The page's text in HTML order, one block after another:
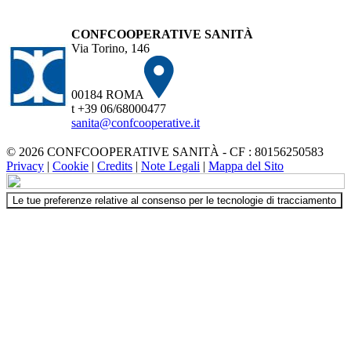
CONFCOOPERATIVE SANITÀ
Via Torino, 146
00184 ROMA
t +39 06/68000477
sanita@confcooperative.it
© 2026 CONFCOOPERATIVE SANITÀ - CF : 80156250583
Privacy | Cookie | Credits | Note Legali | Mappa del Sito
Le tue preferenze relative al consenso per le tecnologie di tracciamento